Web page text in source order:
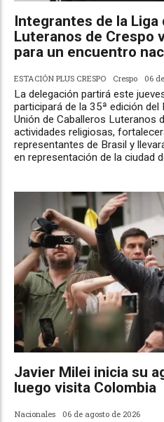
Integrantes de la Liga
Luteranos de Crespo
para un encuentro
ESTACIÓN PLUS CRESPO Crespo 06
La delegación partirá este
participará de la 35ª edición
Unión de Caballeros Luteranos
actividades religiosas,
representantes de Brasil y
en representación de la ciudad
Javier Milei inicia su
luego visita Colombia
Nacionales 06 de agosto de 2026